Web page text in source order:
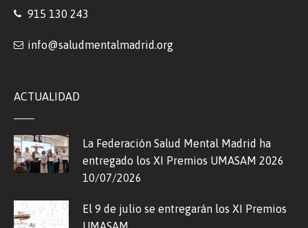
915 130 243
info@saludmentalmadrid.org
ACTUALIDAD
La Federación Salud Mental Madrid ha
entregado los XI Premios UMASAM 2026
10/07/2026
El 9 de julio se entregarán los XI Premios